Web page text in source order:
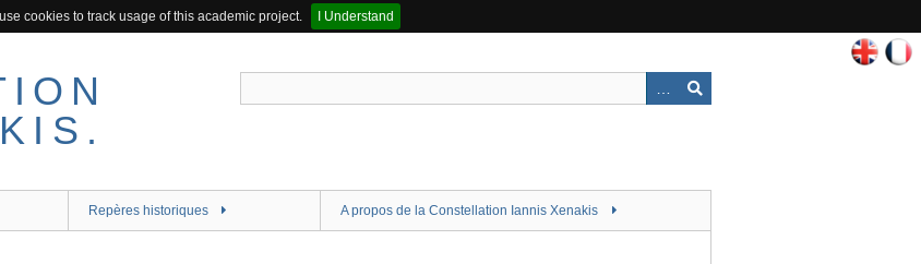
cookies to track usage of this academic project.
I Understand
Repères historiques A propos de la Constellation Iannis Xenakis